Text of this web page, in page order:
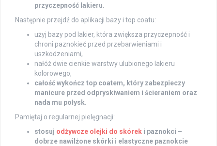
przyczepność lakieru.
Następnie przejdź do aplikacji bazy i top coatu:
użyj bazy pod lakier, która zwiększa przyczepność i
chroni paznokieć przed przebarwieniami i
uszkodzeniami,
nałóż dwie cienkie warstwy ulubionego lakieru
kolorowego,
całość wykończ top coatem, który zabezpieczy
manicure przed odpryskiwaniem i ścieraniem oraz
nada mu połysk.
Pamiętaj o regularnej pielęgnacji:
stosuj odżywcze olejki do skórek i paznokci –
dobrze nawilżone skórki i elastyczne paznokcie